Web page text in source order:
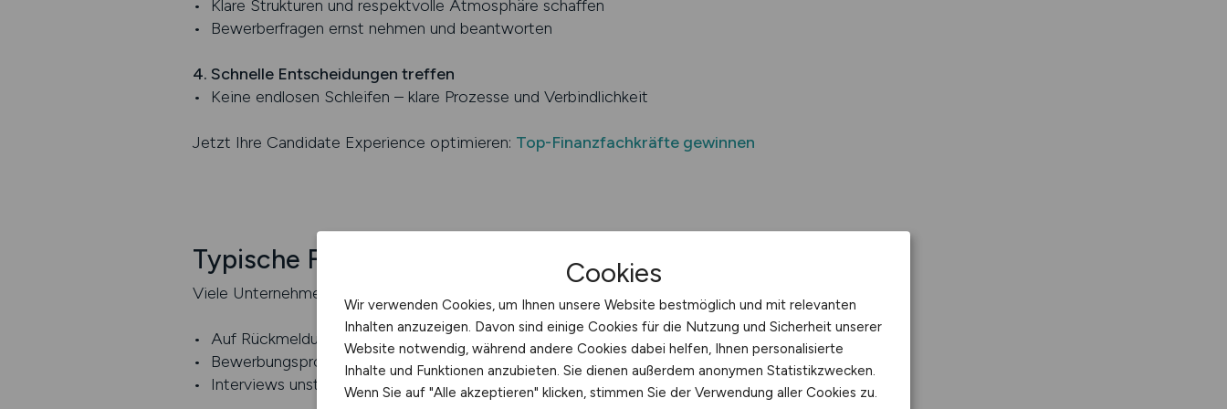
• Klare Strukturen und respektvolle Atmosphäre schaffen
• Bewerberfragen ernst nehmen und beantworten
4. Schnelle Entscheidungen treffen
• Keine endlosen Schleifen – klare Prozesse und Verbindlichkeit
Jetzt Ihre Candidate Experience optimieren: Top-Finanzfachkräfte gewinnen
Typische Fehler bei der Candidate Experience
Viele Unternehmen verlieren Bewerber, weil sie:
• Auf Rückmeldungen zu lange warten lassen
• Bewerbungsprozesse unnötig kompliziert machen
• Interviews unstrukturiert und unpersönlich gestalten
Cookies
Wir verwenden Cookies, um Ihnen unsere Website bestmöglich und mit relevanten
Inhalten anzuzeigen. Davon sind einige Cookies für die Nutzung und Sicherheit unserer
Website notwendig, während andere Cookies dabei helfen, Ihnen personalisierte
Inhalte und Funktionen anzubieten. Sie dienen außerdem anonymen Statistikzwecken.
Wenn Sie auf "Alle akzeptieren" klicken, stimmen Sie der Verwendung aller Cookies zu.